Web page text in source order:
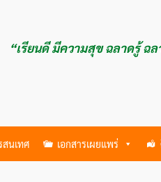
“เรียนดี มีความสุข ฉลาดรู้ ฉ
นเทศ เอกสารเผยแพร่